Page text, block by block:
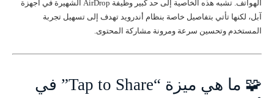
الهواتف. تشبه هذه الخاصية إلى حد كبير وظيفة AirDrop الشهيرة في أجهزة
آبل، لكنها تأتي بتفاصيل خاصة بنظام أندرويد تهدف إلى تسهيل تجربة
المستخدم وتحسين سرعة ومرونة مشاركة المحتوى.
🧩 ما هي ميزة “Tap to Share” في